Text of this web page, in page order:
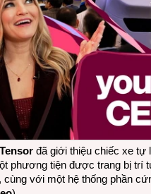
Tensor đã giới thiệu chiếc xe tự
phương tiện được trang bị trí
cùng với một hệ thống phần